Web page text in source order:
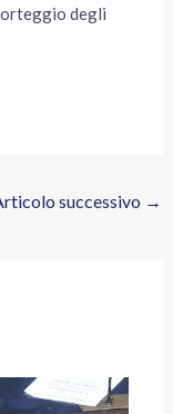
degli
successivo →